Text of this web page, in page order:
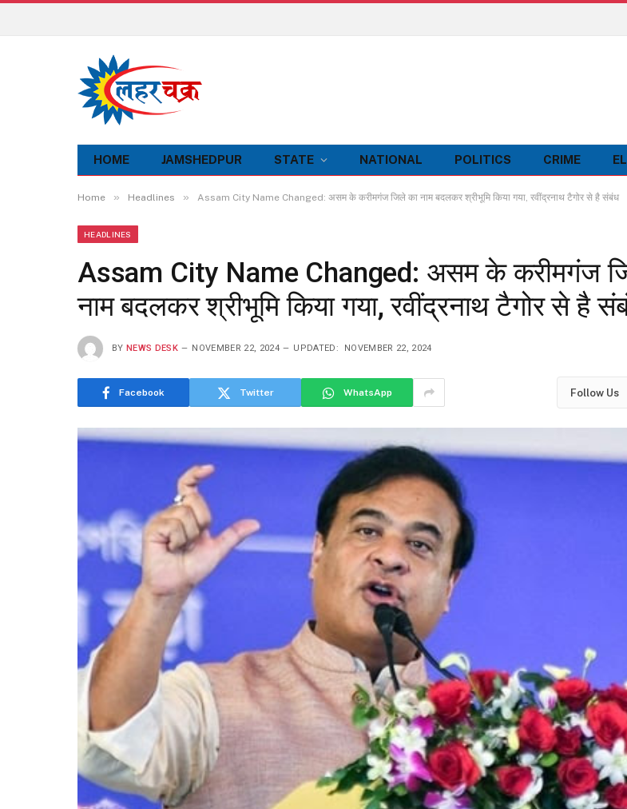
HOME JAMSHEDPUR STATE NATIONAL POLITICS CRIME
Home » Headlines » Assam City Name Changed: असम के करीमगंज जिले का नाम बदलकर श्रीभूमि किया गया, रवींद्रनाथ टैगोर से है संबंध
HEADLINES
Assam City Name Changed: असम के करीमगंज
नाम बदलकर श्रीभूमि किया गया, रवींद्रनाथ टैगोर से है
BY NEWS DESK NOVEMBER 22, 2024 UPDATED: NOVEMBER 22, 2024
Facebook Twitter WhatsApp Follow Us